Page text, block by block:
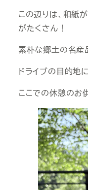
この辺りは、和紙
がたくさん！
素朴な郷土の名産
ドライブの目的地
ここでの休憩のお